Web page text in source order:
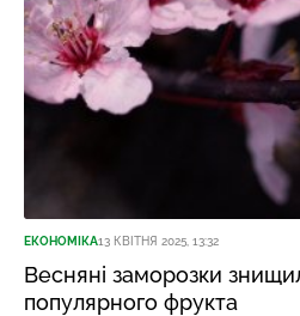
ЕКОНОМІКА13 КВІТНЯ 2025, 13:32
Весняні заморозки
популярного фрукта